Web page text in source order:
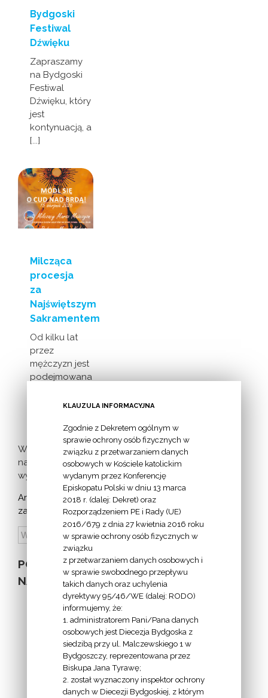
Bydgoski
Festiwal
Dźwięku
Zapraszamy
na Bydgoski
Festiwal
Dźwięku, który
jest
kontynuacją, a
[...]
Milcząca
procesja
za
Najświętszym
Sakramentem
Od kilku lat
przez
mężczyzn jest
podejmowana
milczącej [...]
Więcej
nadchodzących
wydarzeń >
Archiwum
zapowiedzi:
POZOSTAŁE
NA STRONIE
INFORMACJE
Z
EKAI.PL:
KLAUZULA INFORMACYJNA
Zgodnie z Dekretem ogólnym w
sprawie ochrony osób fizycznych w
związku z przetwarzaniem danych
osobowych w Kościele katolickim
wydanym przez Konferencję
Episkopatu Polski w dniu 13 marca
2018 r. (dalej: Dekret) oraz
Rozporządzeniem PE i Rady (UE)
2016/679 z dnia 27 kwietnia 2016 roku
w sprawie ochrony osób fizycznych w
związku
z przetwarzaniem danych osobowych i
w sprawie swobodnego przepływu
takich danych oraz uchylenia
dyrektywy 95/46/WE (dalej: RODO)
informujemy, że:
1. administratorem Pani/Pana danych
osobowych jest Diecezja Bydgoska z
siedzibą przy ul. Malczewskiego 1 w
Bydgoszczy, reprezentowana przez
Biskupa Jana Tyrawę;
2. został wyznaczony inspektor ochrony
danych w Diecezji Bydgoskiej, z którym